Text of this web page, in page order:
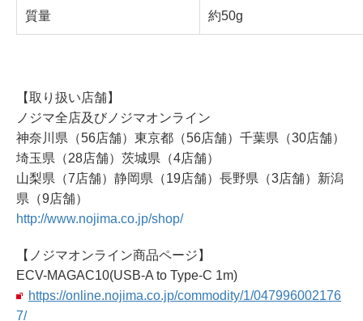
質量 約50g
【取り扱い店舗】
ノジマ全店及びノジマオンライン
神奈川県（56店舗）東京都（56店舗）千葉県（30店舗）
埼玉県（28店舗）茨城県（4店舗）
山梨県（7店舗）静岡県（19店舗）長野県（3店舗）新潟
県（9店舗）
http://www.nojima.co.jp/shop/
【ノジマオンライン商品ページ】
ECV-MAGAC10(USB-A to Type-C 1m)
https://online.nojima.co.jp/commodity/1/047996002176
7/